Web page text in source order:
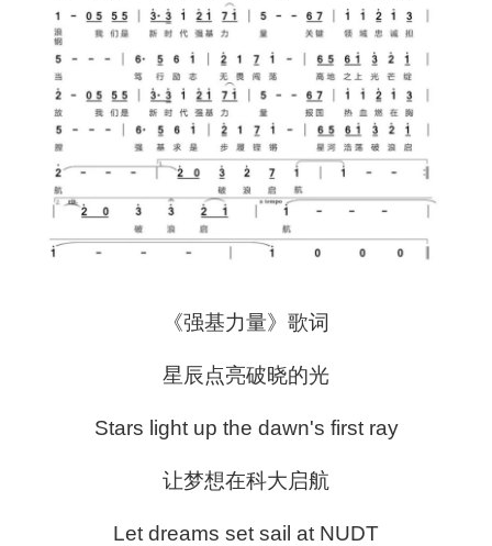
《强基力量》歌词
星辰点亮破晓的光
Stars light up the dawn's first ray
让梦想在科大启航
Let dreams set sail at NUDT